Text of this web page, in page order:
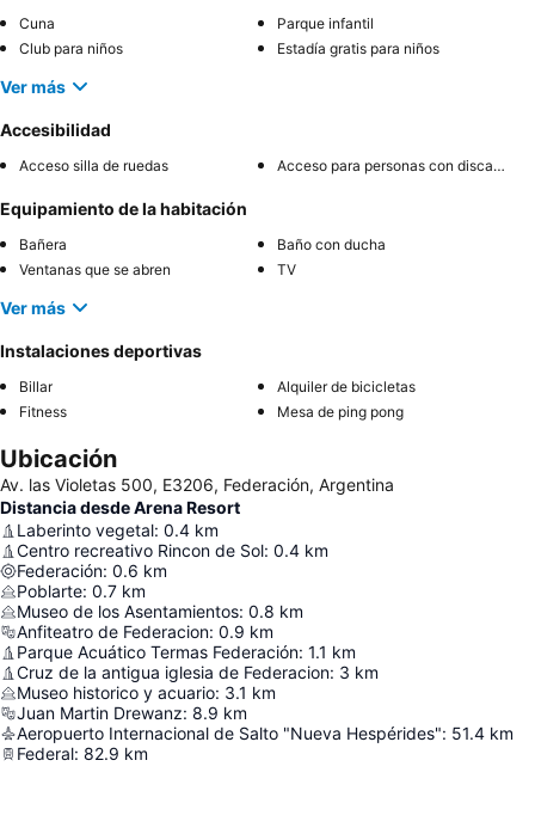
Cuna
Parque infantil
Club para niños
Estadía gratis para niños
Ver más
Accesibilidad
Acceso silla de ruedas Acceso para personas con discapacidad
Equipamiento de la habitación
Bañera
Baño con ducha
Ventanas que se abren
TV
Ver más
Instalaciones deportivas
Billar
Alquiler de bicicletas
Fitness
Mesa de ping pong
Ubicación
Av. las Violetas 500, E3206, Federación, Argentina
Distancia desde Arena Resort
Laberinto vegetal: 0.4 km
Centro recreativo Rincon de Sol: 0.4 km
Federación: 0.6 km
Poblarte: 0.7 km
Museo de los Asentamientos: 0.8 km
Anfiteatro de Federacion: 0.9 km
Parque Acuático Termas Federación: 1.1 km
Cruz de la antigua iglesia de Federacion: 3 km
Museo historico y acuario: 3.1 km
Juan Martin Drewanz: 8.9 km
Aeropuerto Internacional de Salto "Nueva Hespérides": 51.4 km
Federal: 82.9 km